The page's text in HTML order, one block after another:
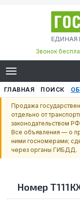
ЕДИНАЯ
Звонок
ГЛАВНАЯ ПОИСК
Продажа
отдельно от
законодательством
Все объявления — о
ними госномерами;
через органы ГИБДД.
Номер